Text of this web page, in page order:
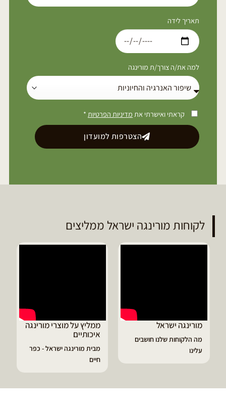
תאריך לידה
למה את/ה צורך/ת מורינגה
קראתי ואישרתי את מדיניות הפרטיות *
הצטרפות למועדון
לקוחות מורינגה ישראל ממליצים
חושבים
ממליץ על מוצרי מורינגה
מבית מורינגה ישראל - כפר
דיוויד ממליץ על
הפסקתי לסבול